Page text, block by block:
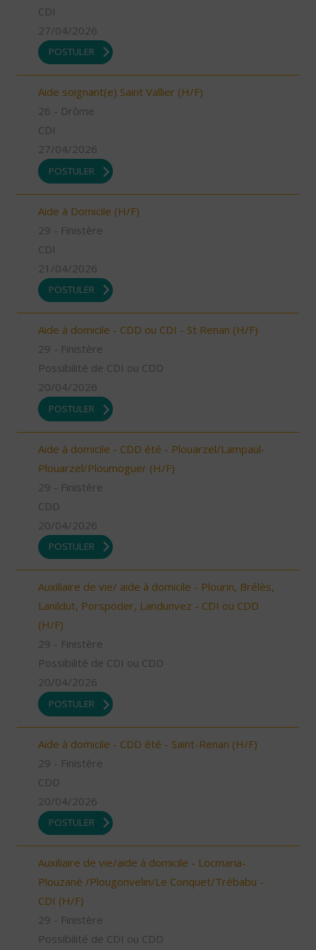
CDI
27/04/2026
POSTULER
Aide soignant(e) Saint Vallier (H/F)
26 - Drôme
CDI
27/04/2026
POSTULER
Aide à Domicile (H/F)
29 - Finistère
CDI
21/04/2026
POSTULER
Aide à domicile - CDD ou CDI - St Renan (H/F)
29 - Finistère
Possibilité de CDI ou CDD
20/04/2026
POSTULER
Aide à domicile - CDD été - Plouarzel/Lampaul-
Plouarzel/Ploumoguer (H/F)
29 - Finistère
CDD
20/04/2026
POSTULER
Auxiliaire de vie/ aide à domicile - Plourin, Brélès,
Lanildut, Porspoder, Landunvez - CDI ou CDD
(H/F)
29 - Finistère
Possibilité de CDI ou CDD
20/04/2026
POSTULER
Aide à domicile - CDD été - Saint-Renan (H/F)
29 - Finistère
CDD
20/04/2026
POSTULER
Auxiliaire de vie/aide à domicile - Locmaria-
Plouzané /Plougonvelin/Le Conquet/Trébabu -
CDI (H/F)
29 - Finistère
Possibilité de CDI ou CDD